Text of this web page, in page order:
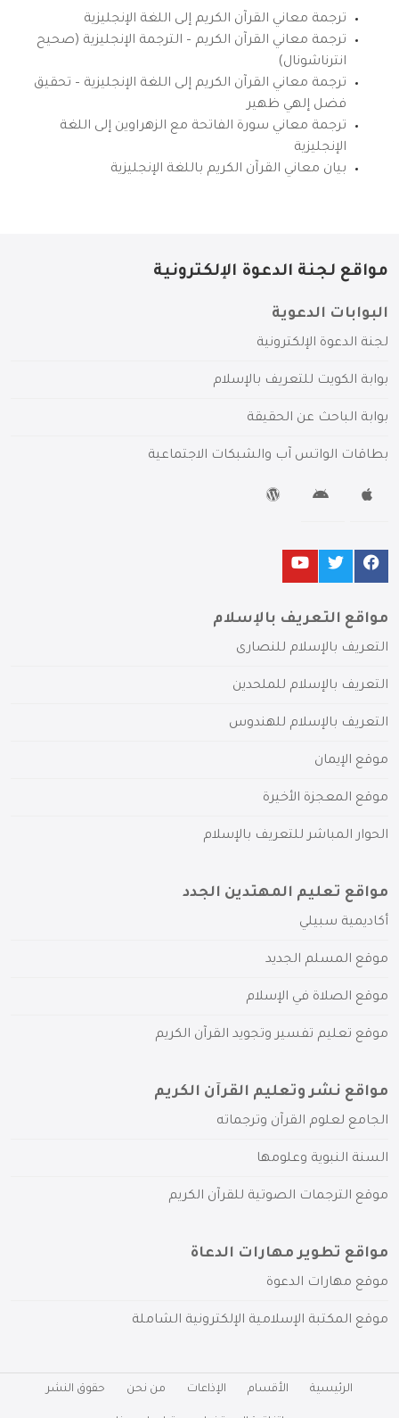
ترجمة معاني القرآن الكريم إلى اللغة الإنجليزية
ترجمة معاني القرآن الكريم – الترجمة الإنجليزية (صحيح
انترناشونال)
ترجمة معاني القرآن الكريم إلى اللغة الإنجليزية – تحقيق
فضل إلهي ظهير
ترجمة معاني سورة الفاتحة مع الزهراوين إلى اللغة
الإنجليزية
بيان معاني القرآن الكريم باللغة الإنجليزية
مواقع لجنة الدعوة الإلكترونية
البوابات الدعوية
لجنة الدعوة الإلكترونية
بوابة الكويت للتعريف بالإسلام
بوابة الباحث عن الحقيقة
بطاقات الواتس آب والشبكات الاجتماعية
مواقع التعريف بالإسلام
التعريف بالإسلام للنصارى
التعريف بالإسلام للملحدين
التعريف بالإسلام للهندوس
موقع الإيمان
موقع المعجزة الأخيرة
الحوار المباشر للتعريف بالإسلام
مواقع تعليم المهتدين الجدد
أكاديمية سبيلي
موقع المسلم الجديد
موقع الصلاة في الإسلام
موقع تعليم تفسير وتجويد القرآن الكريم
مواقع نشر وتعليم القرآن الكريم
الجامع لعلوم القرآن وترجماته
السنة النبوية وعلومها
موقع الترجمات الصوتية للقرآن الكريم
مواقع تطوير مهارات الدعاة
موقع مهارات الدعوة
موقع المكتبة الإسلامية الإلكترونية الشاملة
الرئيسية الأقسام الإذاعات من نحن حقوق النشر